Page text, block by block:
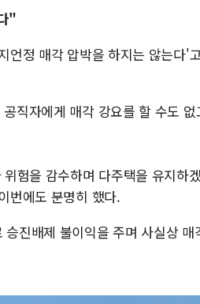
"
언정 매각 압박을 하지는 않는다'
직자에게 매각 강요를 할 수도
험을 감수하며 다주택을 유지하
번에도 분명히 했다.
진배제 불이익을 주며 사실상 매